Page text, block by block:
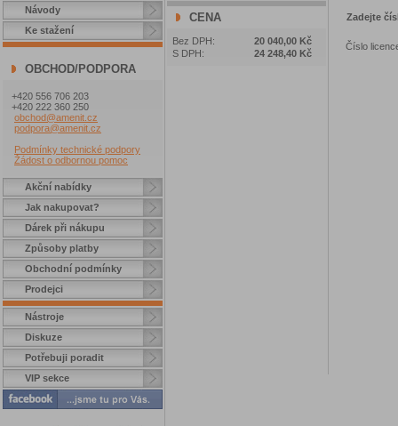
Návody
Ke stažení
OBCHOD/PODPORA
+420 556 706 203
+420 222 360 250
obchod@amenit.cz
podpora@amenit.cz
Podmínky technické podpory
Žádost o odbornou pomoc
Akční nabídky
Jak nakupovat?
Dárek při nákupu
Způsoby platby
Obchodní podmínky
Prodejci
Nástroje
Diskuze
Potřebuji poradit
VIP sekce
CENA
Bez DPH:
20 040,00 Kč
S DPH:
24 248,40 Kč
Zadejte
Číslo